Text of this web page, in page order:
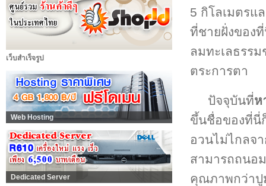
เว็บสำเร็จรูป
Web Hosting
Dedicated Server
5 กิโลเมตรแ
ที่ชายฝั่งของ
ลมทะเลธรร
ตระการตา
ปัจจุบันที่ห
ขึ้นชื่อของที่นี่
อวนไม่ไกลจ
สามารถถนอ
คุณภาพกว่าปู